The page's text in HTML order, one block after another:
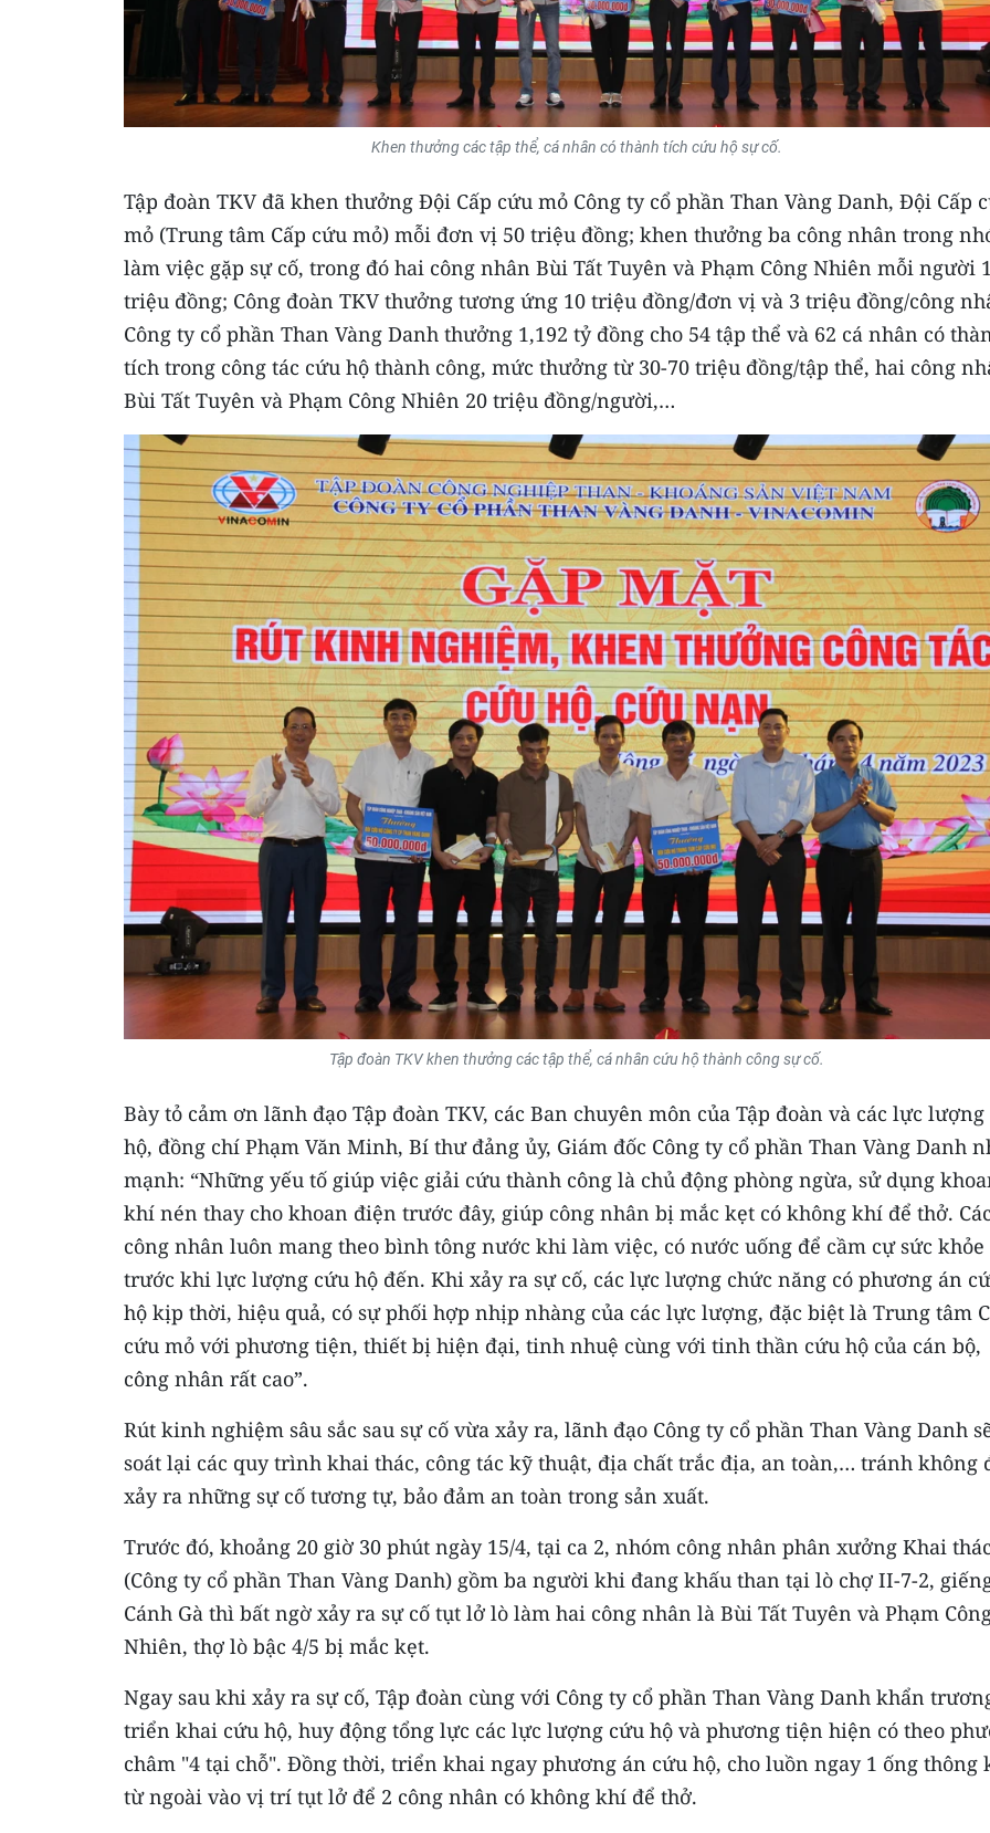
Khen thưởng các tập thể, cá nhân có thành tích cứu hộ sự cố.
Tập đoàn TKV đã khen thưởng Đội Cấp cứu mỏ Công ty cổ phần Than Vàng Danh, Đội Cấp
mỏ (Trung tâm Cấp cứu mỏ) mỗi đơn vị 50 triệu đồng; khen thưởng ba công nhân trong
làm việc gặp sự cố, trong đó hai công nhân Bùi Tất Tuyên và Phạm Công Nhiên mỗi người
triệu đồng; Công đoàn TKV thưởng tương ứng 10 triệu đồng/đơn vị và 3 triệu đồng/công
Công ty cổ phần Than Vàng Danh thưởng 1,192 tỷ đồng cho 54 tập thể và 62 cá nhân có
tích trong công tác cứu hộ thành công, mức thưởng từ 30-70 triệu đồng/tập thể, hai công
Bùi Tất Tuyên và Phạm Công Nhiên 20 triệu đồng/người,…
Tập đoàn TKV khen thưởng các tập thể, cá nhân cứu hộ thành công sự cố.
Bày tỏ cảm ơn lãnh đạo Tập đoàn TKV, các Ban chuyên môn của Tập đoàn và các lực
hộ, đồng chí Phạm Văn Minh, Bí thư đảng ủy, Giám đốc Công ty cổ phần Than Vàng Danh
mạnh: “Những yếu tố giúp việc giải cứu thành công là chủ động phòng ngừa, sử dụng
khí nén thay cho khoan điện trước đây, giúp công nhân bị mắc kẹt có không khí để thở.
công nhân luôn mang theo bình tông nước khi làm việc, có nước uống để cầm cự sức khỏe
trước khi lực lượng cứu hộ đến. Khi xảy ra sự cố, các lực lượng chức năng có phương án
hộ kịp thời, hiệu quả, có sự phối hợp nhịp nhàng của các lực lượng, đặc biệt là Trung tâm
cứu mỏ với phương tiện, thiết bị hiện đại, tinh nhuệ cùng với tinh thần cứu hộ của cán bộ,
công nhân rất cao”.
Rút kinh nghiệm sâu sắc sau sự cố vừa xảy ra, lãnh đạo Công ty cổ phần Than Vàng Danh
soát lại các quy trình khai thác, công tác kỹ thuật, địa chất trắc địa, an toàn,… tránh không
xảy ra những sự cố tương tự, bảo đảm an toàn trong sản xuất.
Trước đó, khoảng 20 giờ 30 phút ngày 15/4, tại ca 2, nhóm công nhân phân xưởng Khai
(Công ty cổ phần Than Vàng Danh) gồm ba người khi đang khấu than tại lò chợ II-7-2,
Cánh Gà thì bất ngờ xảy ra sự cố tụt lở lò làm hai công nhân là Bùi Tất Tuyên và Phạm
Nhiên, thợ lò bậc 4/5 bị mắc kẹt.
Ngay sau khi xảy ra sự cố, Tập đoàn cùng với Công ty cổ phần Than Vàng Danh khẩn
triển khai cứu hộ, huy động tổng lực các lực lượng cứu hộ và phương tiện hiện có theo
châm "4 tại chỗ". Đồng thời, triển khai ngay phương án cứu hộ, cho luồn ngay 1 ống thông
từ ngoài vào vị trí tụt lở để 2 công nhân có không khí để thở.